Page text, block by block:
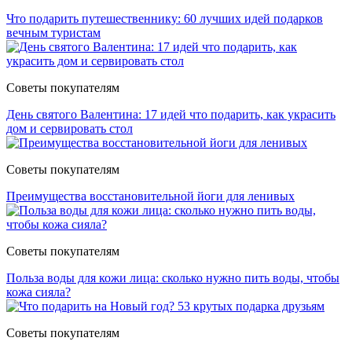
Что подарить путешественнику: 60 лучших идей подарков
вечным туристам
Советы покупателям
День святого Валентина: 17 идей что подарить, как украсить
дом и сервировать стол
Советы покупателям
Преимущества восстановительной йоги для ленивых
Советы покупателям
Польза воды для кожи лица: сколько нужно пить воды, чтобы
кожа сияла?
Советы покупателям